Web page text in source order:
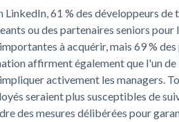
LinkedIn, 61 % des développeurs de
ou des partenaires seniors
à acquérir, mais 69 %
affirment également que l'un
activement les managers.
seraient plus susceptibles de
des mesures délibérées pour